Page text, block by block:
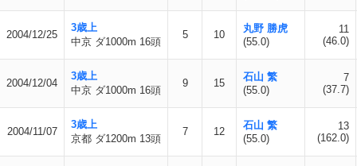
2004/12/25
3歳上
中京 ダ1000m 16頭
5 10
丸野 勝虎
(55.0)
11
(46.0)
2004/12/04
3歳上
中京 ダ1000m 16頭
9 15
石山 繁
(55.0)
7
(37.7)
2004/11/07
3歳上
京都 ダ1200m 13頭
7 12
石山 繁
(55.0)
13
(162.0)